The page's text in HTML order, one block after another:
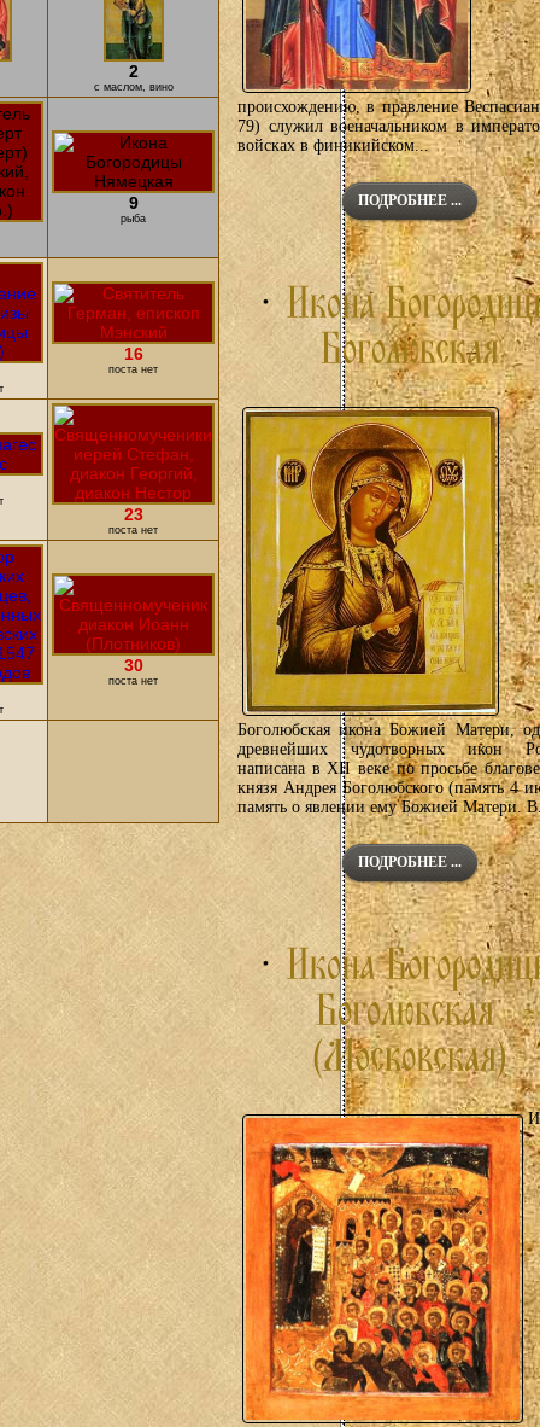
происхождению, в правление
79) служил военачальником в
войсках в финикийском...
ПОДРОБНЕЕ ...
Боголюбская икона Божией Матери,
древнейших чудотворных икон
написана в XII веке по просьбе
князя Андрея Боголюбского (память 4
память о явлении ему Божией Матери.
ПОДРОБНЕЕ ...
2
с маслом, вино
9
рыба
16
поста нет
23
поста нет
30
поста нет